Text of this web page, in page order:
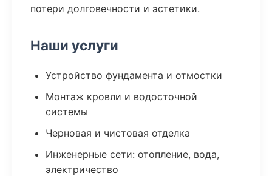
потери долговечности и эстетики.
Наши услуги
Устройство фундамента и отмостки
Монтаж кровли и водосточной
системы
Черновая и чистовая отделка
Инженерные сети: отопление, вода,
электричество